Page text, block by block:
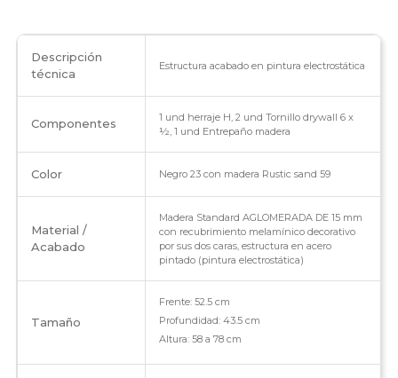
Descripción
técnica
Estructura acabado en pintura electrostática
Componentes
1 und herraje H, 2 und Tornillo drywall 6 x
½, 1 und Entrepaño madera
Color Negro 23 con madera Rustic sand 59
Material /
Acabado
Madera Standard AGLOMERADA DE 15 mm
con recubrimiento melamínico decorativo
por sus dos caras, estructura en acero
pintado (pintura electrostática)
Tamaño
Frente: 52.5 cm
Profundidad: 43.5 cm
Altura: 58 a 78 cm